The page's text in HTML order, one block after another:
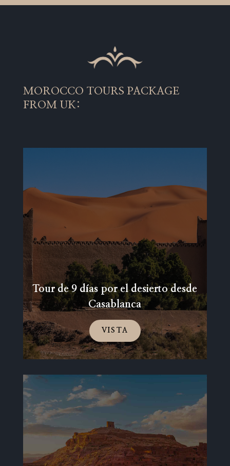
MOROCCO TOURS PACKAGE
FROM UK:
Tour de 9 días por el desierto desde
Casablanca
VISTA